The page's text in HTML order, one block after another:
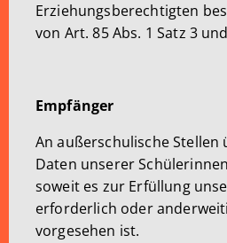
Erziehungsberechtigten
von Art. 85 Abs. 1 Satz 3
Empfänger
An außerschulische
Daten unserer
soweit es zur Erfüllung
erforderlich oder
vorgesehen ist.